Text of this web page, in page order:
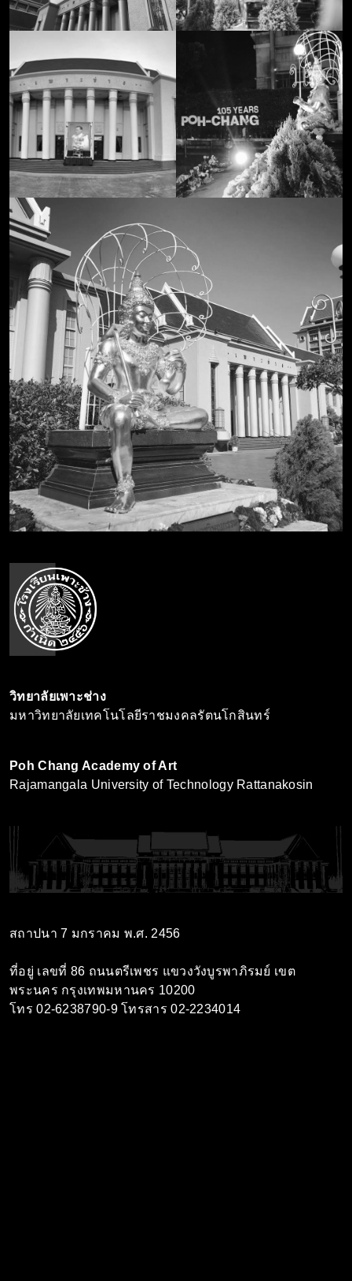
วิทยาลัยเพาะช่าง
มหาวิทยาลัยเทคโนโลยีราชมงคลรัตนโกสินทร์
Poh Chang Academy of Art
Rajamangala University of Technology Rattanakosin
สถาปนา 7 มกราคม พ.ศ. 2456
ที่อยู่ เลขที่ 86 ถนนตรีเพชร แขวงวังบูรพาภิรมย์ เขต
พระนคร กรุงเทพมหานคร 10200
โทร 02-6238790-9 โทรสาร 02-2234014